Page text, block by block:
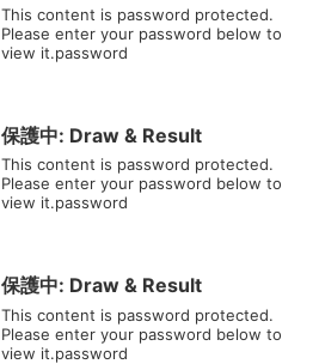
This content is password protected.
Please enter your password below to
view it.password
保護中: Draw & Result
This content is password protected.
Please enter your password below to
view it.password
保護中: Draw & Result
This content is password protected.
Please enter your password below to
view it.password